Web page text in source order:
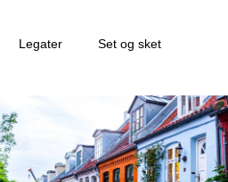
Legater Set og sket